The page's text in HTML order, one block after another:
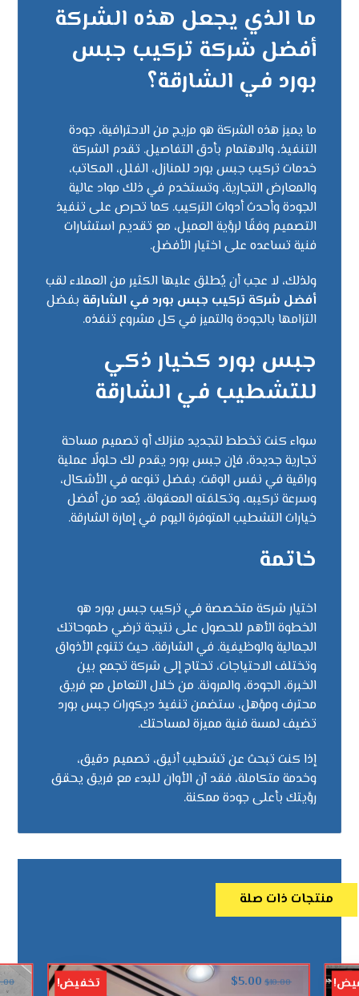
ما الذي يجعل هذه الشركة
أفضل شركة تركيب جبس
بورد في الشارقة؟
ما يميز هذه الشركة هو مزيج من الاحترافية، جودة
التنفيذ، والاهتمام بأدق التفاصيل. تقدم الشركة
خدمات تركيب جبس بورد للمنازل، الفلل، المكاتب،
والمعارض التجارية، وتستخدم في ذلك مواد عالية
الجودة وأحدث أدوات التركيب. كما تحرص على تنفيذ
التصميم وفقًا لرؤية العميل، مع تقديم استشارات
فنية تساعده على اختيار الأفضل.
ولذلك، لا عجب أن يُطلق عليها الكثير من العملاء لقب
أفضل شركة تركيب جبس بورد في الشارقة بفضل
التزامها بالجودة والتميز في كل مشروع تنفذه.
جبس بورد كخيار ذكي
للتشطيب في الشارقة
سواء كنت تخطط لتجديد منزلك أو تصميم مساحة
تجارية جديدة، فإن جبس بورد يقدم لك حلولًا عملية
وراقية في نفس الوقت. بفضل تنوعه في الأشكال،
وسرعة تركيبه، وتكلفته المعقولة، يُعد من أفضل
خيارات التشطيب المتوفرة اليوم في إمارة الشارقة.
خاتمة
اختيار شركة متخصصة في تركيب جبس بورد هو
الخطوة الأهم للحصول على نتيجة ترضي طموحاتك
الجمالية والوظيفية. في الشارقة، حيث تتنوع الأذواق
وتختلف الاحتياجات، تحتاج إلى شركة تجمع بين
الخبرة، الجودة، والمرونة. من خلال التعامل مع فريق
محترف ومؤهل، ستضمن تنفيذ ديكورات جبس بورد
تضيف لمسة فنية مميزة لمساحتك.
إذا كنت تبحث عن تشطيب أنيق، تصميم دقيق،
وخدمة متكاملة، فقد آن الأوان للبدء مع فريق يحقق
رؤيتك بأعلى جودة ممكنة.
منتجات ذات صلة
$10.00
$5.00 تخفيض!